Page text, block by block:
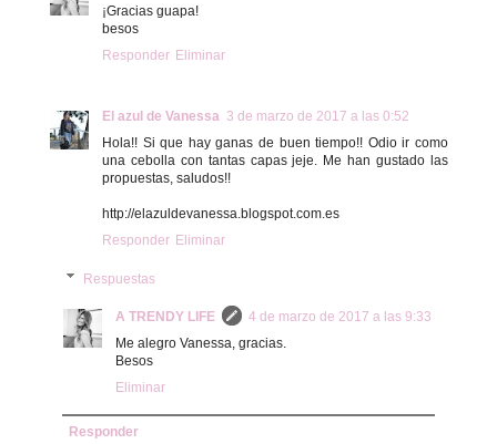
¡Gracias guapa!
besos
Responder Eliminar
El azul de Vanessa 3 de marzo de 2017 a las 0:52
Hola!! Si que hay ganas de buen tiempo!! Odio ir como
una cebolla con tantas capas jeje. Me han gustado las
propuestas, saludos!!
http://elazuldevanessa.blogspot.com.es
Responder Eliminar
Respuestas
A TRENDY LIFE
4 de marzo de 2017 a las 9:33
Me alegro Vanessa, gracias.
Besos
Eliminar
Responder